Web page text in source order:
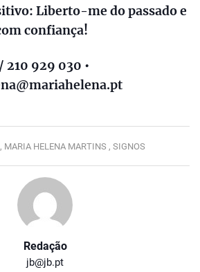
Redação
jb@jb.pt
Liberto-me do passado e
confiança!
929 030 •
MARIA HELENA MARTINS , SIGNOS